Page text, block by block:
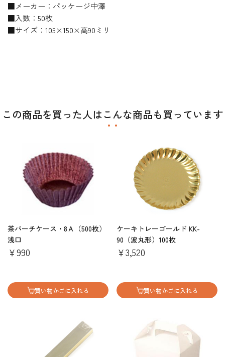
■メーカー：パッケージ中澤
■入数：50枚
■サイズ：105×150×高90ミリ
この商品を買った人はこんな商品も買っています
茶パーチケース・8Ａ（500枚）
浅口
￥990
買い物かごに入れる
ケーキトレーゴールド KK-
90（波丸形）100枚
￥3,520
買い物かごに入れる